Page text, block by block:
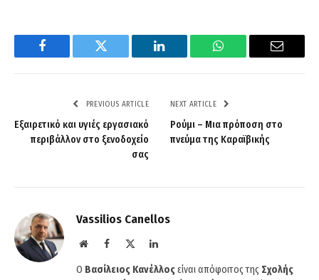
Facebook Twitter LinkedIn WhatsApp Email
PREVIOUS ARTICLE
Εξαιρετικό και υγιές εργασιακό
περιβάλλον στο ξενοδοχείο
σας
NEXT ARTICLE
Ρούμι – Μια πρόποση στο
πνεύμα της Καραϊβικής
Vassilios Canellos
WebsiteFacebook LinkedIn
Ο Βασίλειος Κανέλλοςείναι απόφοιτος της Σχολής